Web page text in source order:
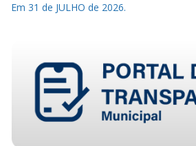
Em 31 de JULHO de 2026.